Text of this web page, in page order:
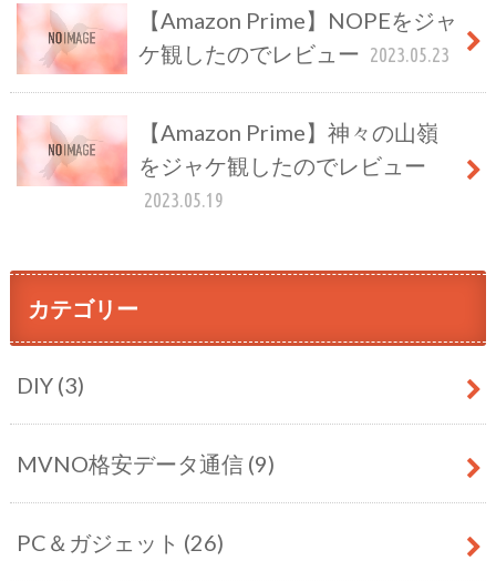
【Amazon Prime】NOPEをジャ
ケ観したのでレビュー 2023.05.23
【Amazon Prime】神々の山嶺
をジャケ観したのでレビュー
2023.05.19
カテゴリー
DIY (3)
MVNO格安データ通信 (9)
PC＆ガジェット (26)